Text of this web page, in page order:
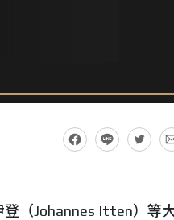
登（Johannes Itten）等